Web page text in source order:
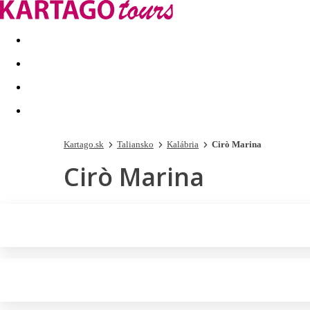
Last minute Dovolenkové kluby
Kartago.sk Taliansko Kalábria Cirò Marina
Cirò Marina